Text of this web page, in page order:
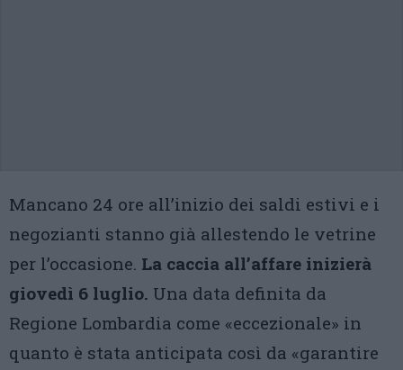
Mancano 24 ore all’inizio dei saldi estivi e i
negozianti stanno già allestendo le vetrine
per l’occasione. La caccia all’affare inizierà
giovedì 6 luglio. Una data definita da
Regione Lombardia come «eccezionale» in
quanto è stata anticipata così da «garantire